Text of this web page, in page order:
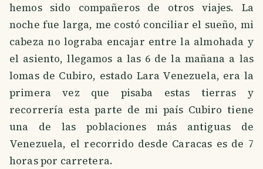
hemos sido compañeros de otros viajes. La
noche fue larga, me costó conciliar el sueño, mi
cabeza no lograba encajar entre la almohada y
el asiento, llegamos a las 6 de la mañana a las
lomas de Cubiro, estado Lara Venezuela, era la
primera vez que pisaba estas tierras y
recorrería esta parte de mi país Cubiro tiene
una de las poblaciones más antiguas de
Venezuela, el recorrido desde Caracas es de 7
horas por carretera.